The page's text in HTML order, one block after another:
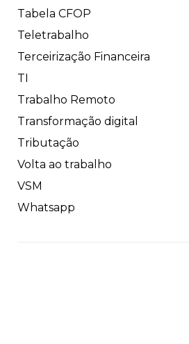
Tabela CFOP
Teletrabalho
Terceirização Financeira
TI
Trabalho Remoto
Transformação digital
Tributação
Volta ao trabalho
VSM
Whatsapp